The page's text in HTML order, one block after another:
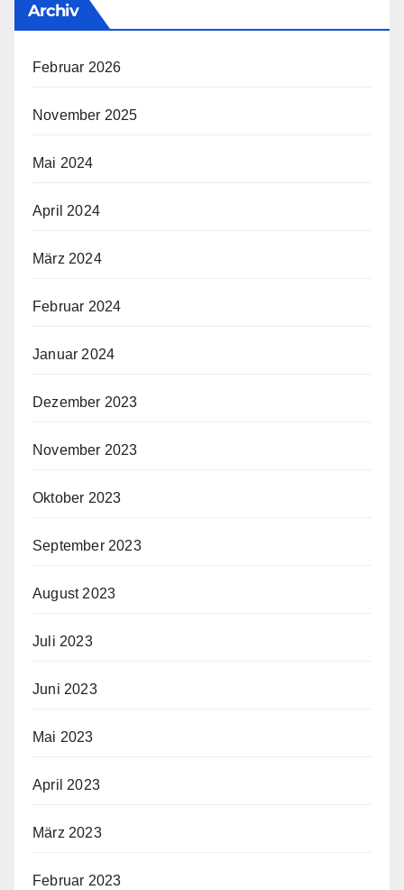
Archiv
Februar 2026
November 2025
Mai 2024
April 2024
März 2024
Februar 2024
Januar 2024
Dezember 2023
November 2023
Oktober 2023
September 2023
August 2023
Juli 2023
Juni 2023
Mai 2023
April 2023
März 2023
Februar 2023